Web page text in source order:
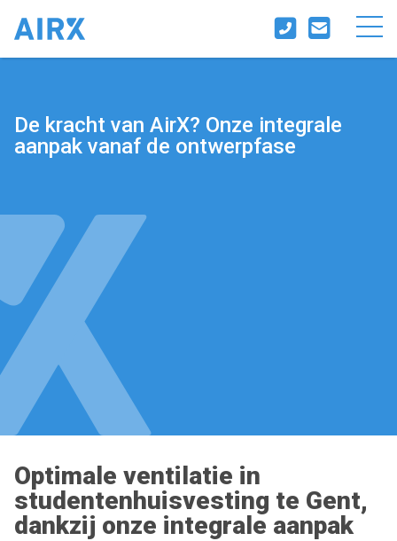
De kracht van AirX? Onze integrale
aanpak vanaf de ontwerpfase
Optimale ventilatie in
studentenhuisvesting te Gent,
dankzij onze integrale aanpak